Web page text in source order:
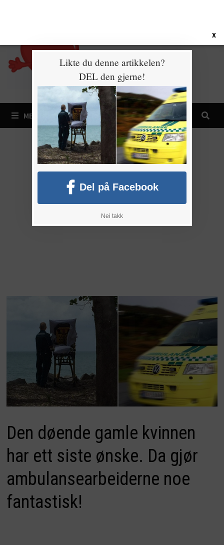
MENY
Den døende gamle kvinnen
har ett siste ønske. Da gjør
ambulansearbeiderne noe
fantastisk!
X
Likte du denne artikkelen?
DEL den gjerne!
Del på Facebook
Nei takk